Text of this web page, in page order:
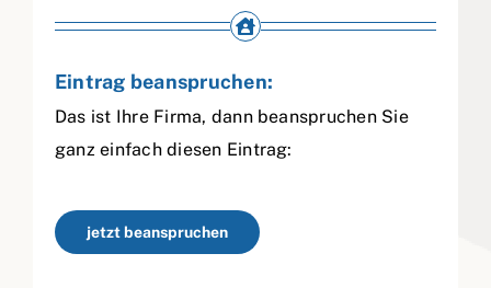
Eintrag beanspruchen:
Das ist Ihre Firma, dann beanspruchen Sie
ganz einfach diesen Eintrag:
jetzt beanspruchen